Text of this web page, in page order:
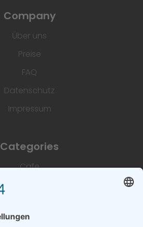
Company
Über uns
Preise
FAQ
Datenschutz
Impressum
Categories
Cafe
Restaurant